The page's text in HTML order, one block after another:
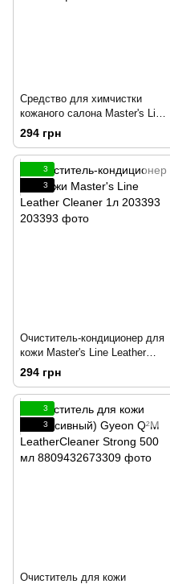
Средство для химчистки
кожаного салона Master's Line
Leather Cleaner с запахом
кожи 1л 203395
294 грн
3
3
Очиститель-кондиционер для
кожи Master's Line Leather
Cleaner 1л 203393
294 грн
3
3
Очиститель для кожи